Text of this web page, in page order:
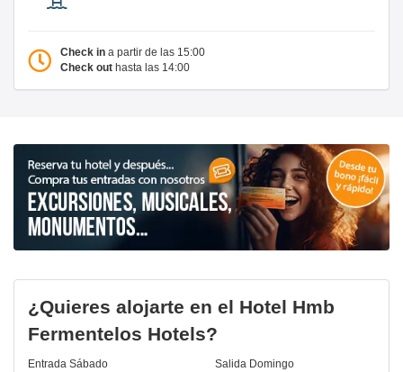
Check in a partir de las 15:00
Check out hasta las 14:00
¿Quieres alojarte en el Hotel Hmb
Fermentelos Hotels?
Entrada Sábado Salida Domingo